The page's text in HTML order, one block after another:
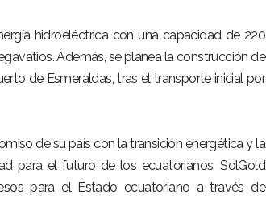
hidroeléctrica con una capacidad de 220
Además, se planea la construcción de
de Esmeraldas, tras el transporte inicial por
de su país con la transición energética y la
para el futuro de los ecuatorianos. SolGold
para el Estado ecuatoriano a través de